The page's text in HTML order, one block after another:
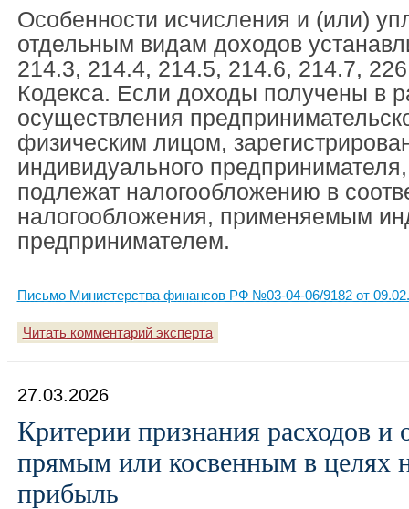
Особенности исчисления и (или)
отдельным видам доходов
214.3, 214.4, 214.5, 214.6, 214.7,
Кодекса. Если доходы получены в
осуществления
физическим лицом,
индивидуального
подлежат налогообложению в
налогообложения, применяемым
предпринимателем.
Письмо Министерства финансов РФ №03-04-06/9182 от
Читать комментарий эксперта
27.03.2026
Критерии признания расходов и
прямым или косвенным в целях
прибыль